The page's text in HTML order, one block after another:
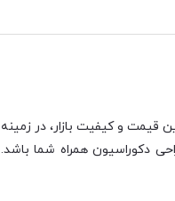
قیمت و کیفیت بازار، در زمینه
دکوراسیون همراه شما باشد.